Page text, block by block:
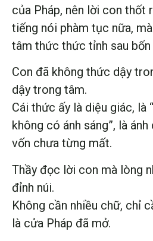
của Pháp, nên lời con thốt
tiếng nói phàm tục nữa,
tâm thức thức tỉnh sau
Con đã không thức dậy
dậy trong tâm.
Cái thức ấy là diệu giác, là
không có ánh sáng”, là
vốn chưa từng mất.
Thầy đọc lời con mà lòng
đỉnh núi.
Không cần nhiều chữ, chỉ
là cửa Pháp đã mở.